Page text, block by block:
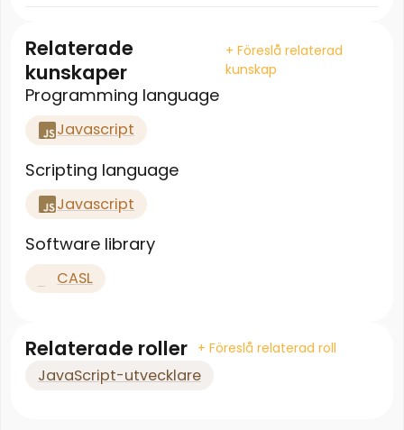
Relaterade
kunskaper
+ Föreslå relaterad
kunskap
Programming language
Javascript
Scripting language
Javascript
Software library
CASL
Relaterade roller + Föreslå relaterad roll
JavaScript-utvecklare